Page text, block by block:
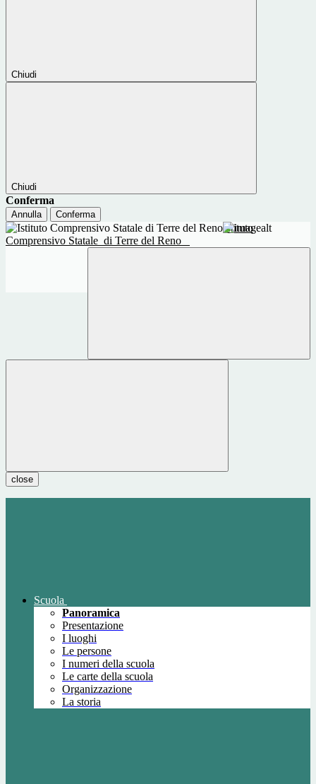
Chiudi
Chiudi
Conferma
Annulla Conferma
Istituto
Comprensivo Statale di Terre del Reno
close
Scuola
Panoramica
Presentazione
I luoghi
Le persone
I numeri della scuola
Le carte della scuola
Organizzazione
La storia